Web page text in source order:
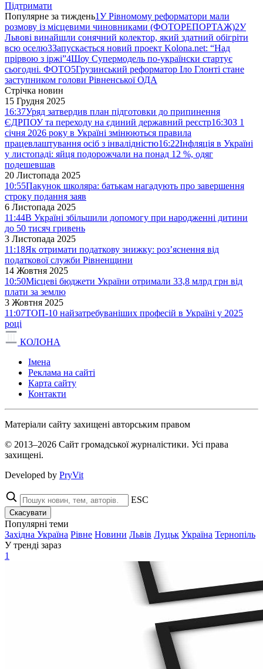
Підтримати
Популярне за тиждень1У Рівномому реформатори мали
розмову із місцевими чиновниками (ФОТОРЕПОРТАЖ)2У
Львові винайшли сонячний колектор, який здатний обігріти
всю оселю3Запускається новий проект Kolona.net: “Над
прірвою з іржі”4Шоу Супермодель по-українски стартує
сьогодні. ФОТО5Грузинський реформатор Іло Глонті стане
заступником голови Рівненської ОДА
Стрічка новин
15 Грудня 2025
16:37Уряд затвердив план підготовки до припинення
ЄДРПОУ та переходу на єдиний державний реєстр16:30З 1
січня 2026 року в Україні змінюються правила
працевлаштування осіб з інвалідністю16:22Інфляція в Україні
у листопаді: яйця подорожчали на понад 12 %, одяг
подешевшав
20 Листопада 2025
10:55Пакунок школяра: батькам нагадують про завершення
строку подання заяв
6 Листопада 2025
11:44В Україні збільшили допомогу при народженні дитини
до 50 тисяч гривень
3 Листопада 2025
11:18Як отримати податкову знижку: роз’яснення від
податкової служби Рівненщини
14 Жовтня 2025
10:50Місцеві бюджети України отримали 33,8 млрд грн від
плати за землю
3 Жовтня 2025
11:07ТОП-10 найзатребуваніших професій в Україні у 2025
році
КОЛОНА
Імена
Реклама на сайті
Карта сайту
Контакти
Матеріали сайту захищені авторським правом
© 2013–2026 Сайт громадської журналістики. Усі права
захищені.
Developed by PryVit
ESC
Скасувати
Популярні теми
Західна Україна Рівне Новини Львів Луцьк Україна Тернопіль
У тренді зараз
1